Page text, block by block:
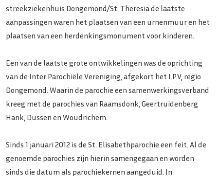
streekziekenhuis Dongemond/St. Theresia de laatste
aanpassingen waren het plaatsen van een urnenmuur en het
plaatsen van een herdenkingsmonument voor kinderen.
Een van de laatste grote ontwikkelingen was de oprichting
van de Inter Parochiële Vereniging, afgekort het I.P.V, regio
Dongemond. Waarin de parochie een samenwerkingsverband
kreeg met de parochies van Raamsdonk, Geertruidenberg
Hank, Dussen en Woudrichem.
Sinds 1 januari 2012 is de St. Elisabethparochie een feit. Al de
genoemde parochies zijn hierin samengegaan en worden
sinds die datum als parochiekernen aangeduid. In